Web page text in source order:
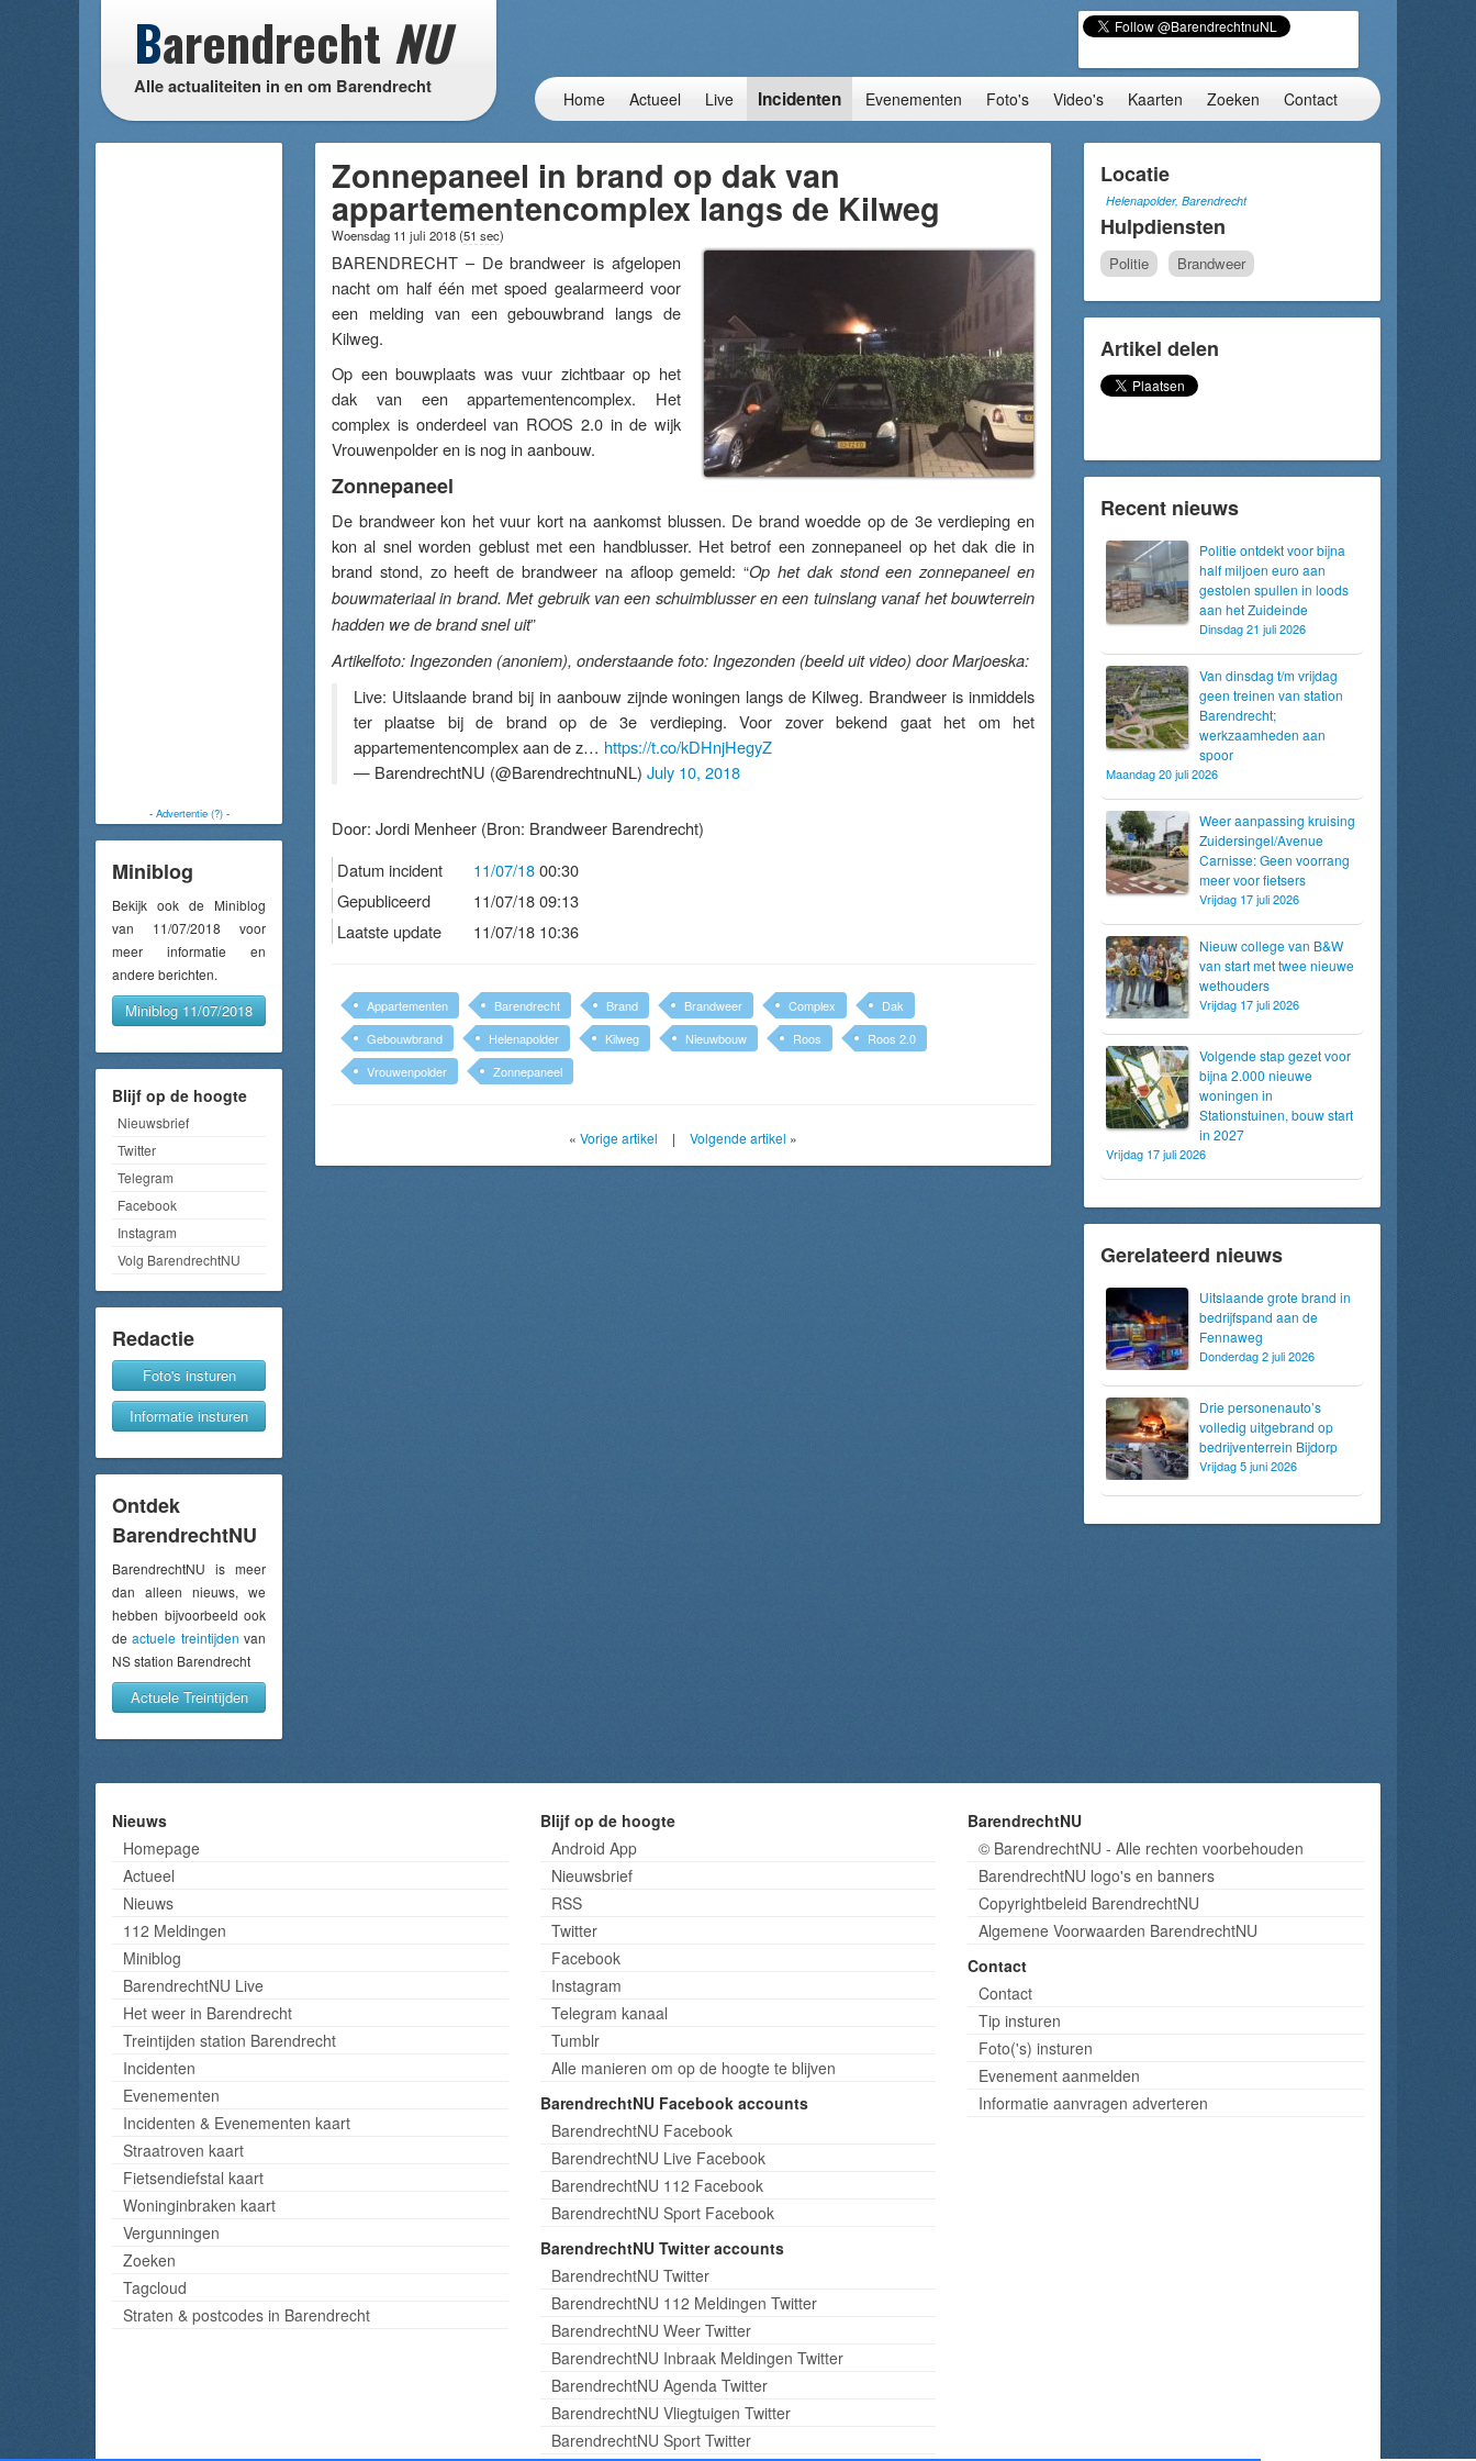
Barendrecht NU
Alle actualiteiten in en om Barendrecht
Home Actueel Live Incidenten Evenementen Foto's Video's Kaarten Zoeken Contact
- Advertentie (?)-
Miniblog
Bekijk ook de Miniblog
van 11/07/2018 voor
meer informatie en
andere berichten.
Miniblog 11/07/2018
Blijf op de hoogte
Nieuwsbrief
Twitter
Telegram
Facebook
Instagram
Volg BarendrechtNU
Redactie
Foto's insturen
Informatie insturen
Ontdek
BarendrechtNU
BarendrechtNU is meer
dan alleen nieuws, we
hebben bijvoorbeeld ook
deactuele treintijden van
NS station Barendrecht
Actuele Treintijden
Zonnepaneel in brand op dak van
appartementencomplex langs de Kilweg
Woensdag 11 juli 2018(51 sec)
BARENDRECHT – De brandweer is afgelopen
nacht om half één met spoed gealarmeerd voor
een melding van een gebouwbrand langs de
Kilweg.
Op een bouwplaats was vuur zichtbaar op het
dak van een appartementencomplex. Het
complex is onderdeel van ROOS 2.0 in de wijk
Vrouwenpolder en is nog in aanbouw.
Zonnepaneel
De brandweer kon het vuur kort na aankomst blussen. De brand woedde op de 3e verdieping en
kon al snel worden geblust met een handblusser. Het betrof een zonnepaneel op het dak die in
brand stond, zo heeft de brandweer na afloop gemeld: “Op het dak stond een zonnepaneel en
bouwmateriaal in brand. Met gebruik van een schuimblusser en een tuinslang vanaf het bouwterrein
hadden we de brand snel uit”
Artikelfoto: Ingezonden (anoniem), onderstaande foto: Ingezonden (beeld uit video) door Marjoeska:
Live: Uitslaande brand bij in aanbouw zijnde woningen langs de Kilweg. Brandweer is inmiddels
ter plaatse bij de brand op de 3e verdieping. Voor zover bekend gaat het om het
appartementencomplex aan de z… https://t.co/kDHnjHegyZ
— BarendrechtNU (@BarendrechtnuNL) July 10, 2018
Door: Jordi Menheer (Bron: Brandweer Barendrecht)
Datum incident
11/07/1800:30
Gepubliceerd
11/07/18 09:13
Laatste update
11/07/18 10:36
Appartementen Barendrecht Brand Brandweer Complex
Dak
Gebouwbrand
Helenapolder Kilweg Nieuwbouw Roos
Roos 2.0
Vrouwenpolder
Zonnepaneel
« Vorige artikel | Volgende artikel »
Locatie
Helenapolder, Barendrecht
Hulpdiensten
Politie Brandweer
Artikel delen
Recent nieuws
Politie ontdekt voor bijna
half miljoen euro aan
gestolen spullen in loods
aan het Zuideinde
Dinsdag 21 juli 2026
Van dinsdag t/m vrijdag
geen treinen van station
Barendrecht;
werkzaamheden aan
spoor
Maandag 20 juli 2026
Weer aanpassing kruising
Zuidersingel/Avenue
Carnisse: Geen voorrang
meer voor fietsers
Vrijdag 17 juli 2026
Nieuw college van B&W
van start met twee nieuwe
wethouders
Vrijdag 17 juli 2026
Volgende stap gezet voor
bijna 2.000 nieuwe
woningen in
Stationstuinen, bouw start
in 2027
Vrijdag 17 juli 2026
Gerelateerd nieuws
Uitslaande grote brand in
bedrijfspand aan de
Fennaweg
Donderdag 2 juli 2026
Drie personenauto’s
volledig uitgebrand op
bedrijventerrein Bijdorp
Vrijdag 5 juni 2026
Nieuws
Homepage
Actueel
Nieuws
112 Meldingen
Miniblog
BarendrechtNU Live
Het weer in Barendrecht
Treintijden station Barendrecht
Incidenten
Evenementen
Incidenten & Evenementen kaart
Straatroven kaart
Fietsendiefstal kaart
Woninginbraken kaart
Vergunningen
Zoeken
Tagcloud
Straten & postcodes in Barendrecht
Blijf op de hoogte
Android App
Nieuwsbrief
RSS
Twitter
Facebook
Instagram
Telegram kanaal
Tumblr
Alle manieren om op de hoogte te blijven
BarendrechtNU Facebook accounts
BarendrechtNU Facebook
BarendrechtNU Live Facebook
BarendrechtNU 112 Facebook
BarendrechtNU Sport Facebook
BarendrechtNU Twitter accounts
BarendrechtNU Twitter
BarendrechtNU 112 Meldingen Twitter
BarendrechtNU Weer Twitter
BarendrechtNU Inbraak Meldingen Twitter
BarendrechtNU Agenda Twitter
BarendrechtNU Vliegtuigen Twitter
BarendrechtNU Sport Twitter
BarendrechtNU
© BarendrechtNU - Alle rechten voorbehouden
BarendrechtNU logo's en banners
Copyrightbeleid BarendrechtNU
Algemene Voorwaarden BarendrechtNU
Contact
Contact
Tip insturen
Foto('s) insturen
Evenement aanmelden
Informatie aanvragen adverteren